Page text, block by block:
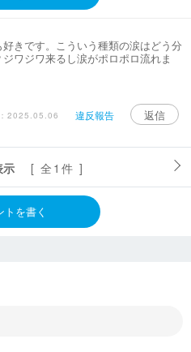
きです。こういう種類の涙はどう分
ワジワ来るし涙がポロポロ流れま
2025.05.06 違反報告 返信
示 [ 全1件 ]
トを書く